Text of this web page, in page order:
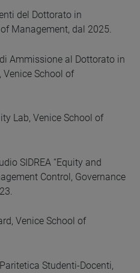
del Dottorato in
Management, dal 2025.
Ammissione al Dottorato in
Venice School of
Lab, Venice School of
SIDREA “Equity and
Control, Governance
Venice School of
Studenti-Docenti,